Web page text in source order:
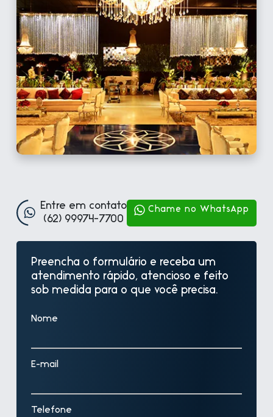
Entre em contato
(62) 99974-7700
Chame no WhatsApp
Preencha o formulário e receba um
atendimento rápido, atencioso e feito
sob medida para o que você precisa.
Nome
E-mail
Telefone